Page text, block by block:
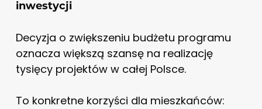
inwestycji
Decyzja o zwiększeniu budżetu programu
oznacza większą szansę na realizację
tysięcy projektów w całej Polsce.
To konkretne korzyści dla mieszkańców: